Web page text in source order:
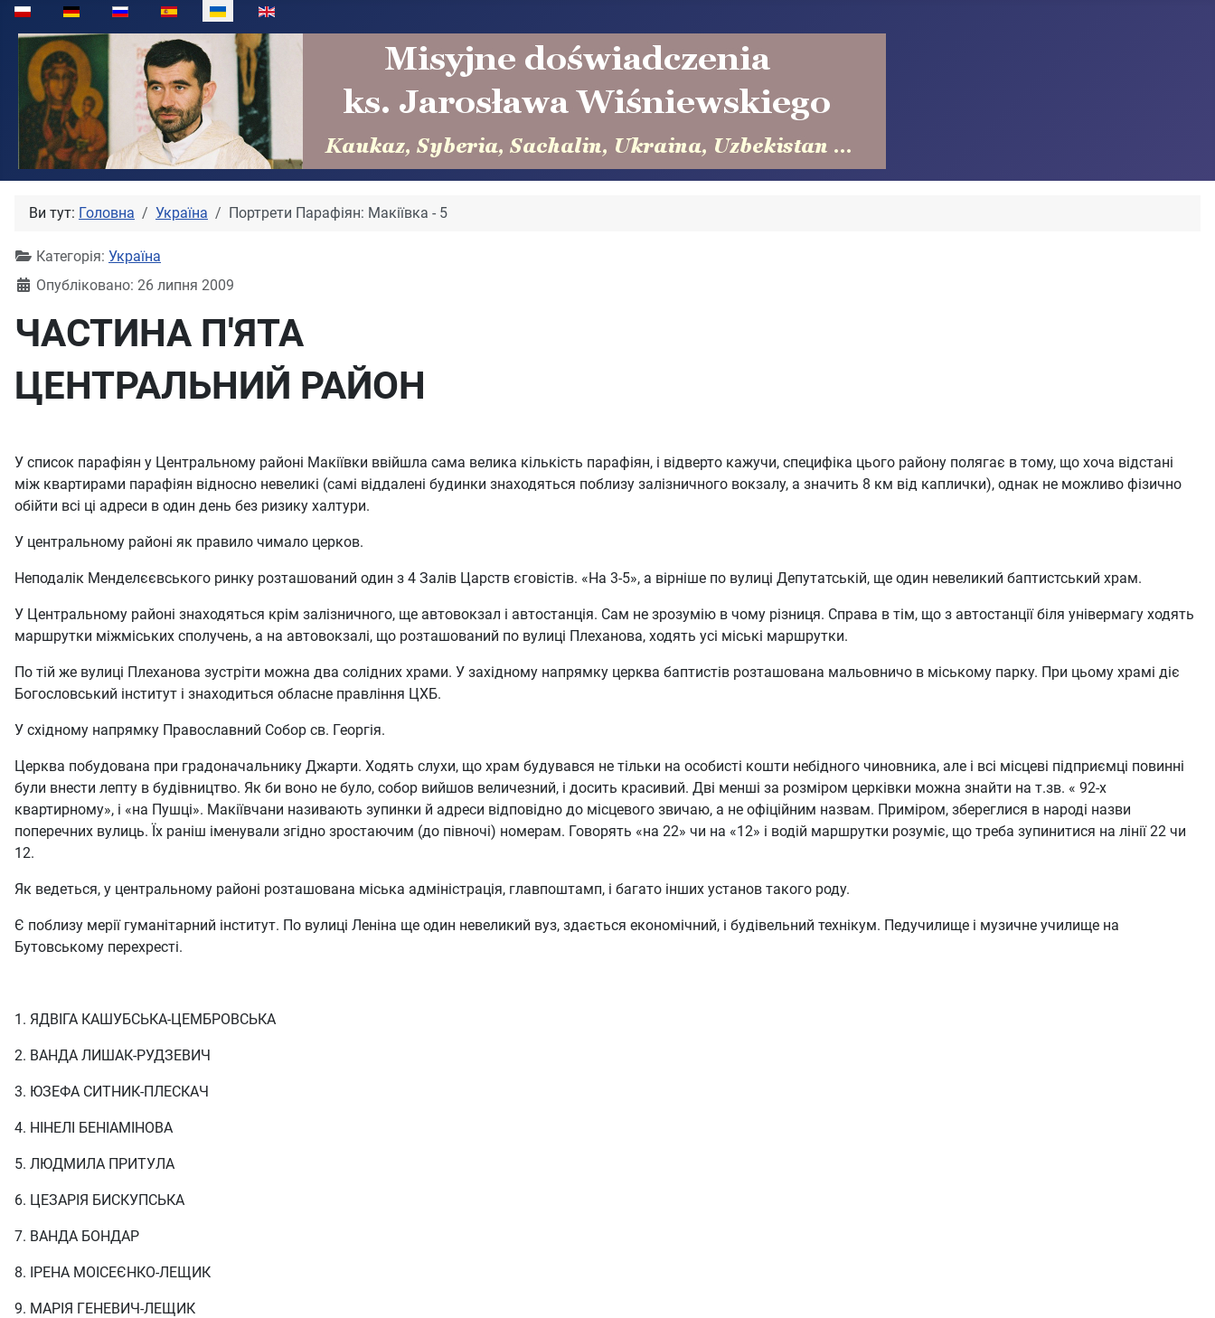
Виберіть свою мову
Ви тут: Головна Україна Портрети Парафіян: Макіївка - 5
Категорія: Україна
Опубліковано: 26 липня 2009
ЧАСТИНА П'ЯТА
ЦЕНТРАЛЬНИЙ РАЙОН
У список парафіян у Центральному районі Макіївки ввійшла сама велика кількість парафіян, і відверто кажучи, специфіка цього району полягає в тому, що хоча відстані
між квартирами парафіян відносно невеликі (самі віддалені будинки знаходяться поблизу залізничного вокзалу, а значить 8 км від каплички), однак не можливо фізично
обійти всі ці адреси в один день без ризику халтури.
У центральному районі як правило чимало церков.
Неподалік Менделєєвського ринку розташований один з 4 Залів Царств єговістів. «На 3-5», а вірніше по вулиці Депутатській, ще один невеликий баптистський храм.
У Центральному районі знаходяться крім залізничного, ще автовокзал і автостанція. Сам не зрозумію в чому різниця. Справа в тім, що з автостанції біля універмагу ходять
маршрутки міжміських сполучень, а на автовокзалі, що розташований по вулиці Плеханова, ходять усі міські маршрутки.
По тій же вулиці Плеханова зустріти можна два солідних храми. У західному напрямку церква баптистів розташована мальовничо в міському парку. При цьому храмі діє
Богословський інститут і знаходиться обласне правління ЦХБ.
У східному напрямку Православний Собор св. Георгія.
Церква побудована при градоначальнику Джарти. Ходять слухи, що храм будувався не тільки на особисті кошти небідного чиновника, але і всі місцеві підприємці повинні
були внести лепту в будівництво. Як би воно не було, собор вийшов величезний, і досить красивий. Дві менші за розміром церківки можна знайти на т.зв. « 92-х
квартирному», і «на Пушці». Макіївчани називають зупинки й адреси відповідно до місцевого звичаю, а не офіційним назвам. Приміром, збереглися в народі назви
поперечних вулиць. Їх раніш іменували згідно зростаючим (до півночі) номерам. Говорять «на 22» чи на «12» і водій маршрутки розуміє, що треба зупинитися на лінії 22 чи
12.
Як ведеться, у центральному районі розташована міська адміністрація, главпоштамп, і багато інших установ такого роду.
Є поблизу мерії гуманітарний інститут. По вулиці Леніна ще один невеликий вуз, здається економічний, і будівельний технікум. Педучилище і музичне училище на
Бутовському перехресті.
1. ЯДВІГА КАШУБСЬКА-ЦЕМБРОВСЬКА
2. ВАНДА ЛИШАК-РУДЗЕВИЧ
3. ЮЗЕФА СИТНИК-ПЛЕСКАЧ
4. НІНЕЛІ БЕНІАМІНОВА
5. ЛЮДМИЛА ПРИТУЛА
6. ЦЕЗАРІЯ БИСКУПСЬКА
7. ВАНДА БОНДАР
8. ІРЕНА МОІСЕЄНКО-ЛЕЩИК
9. МАРІЯ ГЕНЕВИЧ-ЛЕЩИК